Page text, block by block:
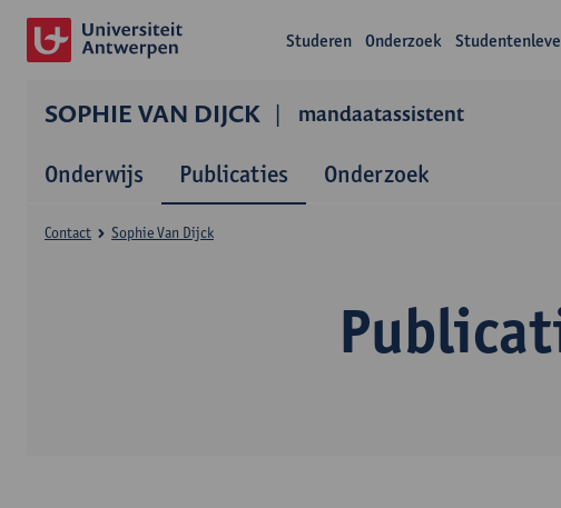
Studeren Onderzoek
SOPHIE VAN DIJCK mandaatassistent
Onderwijs Publicaties Onderzoek
Contact Sophie Van Dijck